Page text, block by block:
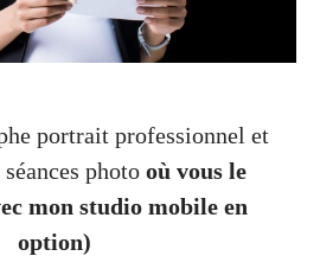
portrait professionnel et
photo où vous le
mon studio mobile en
option)